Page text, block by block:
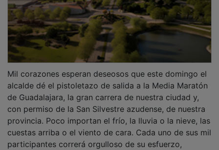
Mil corazones esperan deseosos que este domingo el
alcalde dé el pistoletazo de salida a la Media Maratón
de Guadalajara, la gran carrera de nuestra ciudad y,
con permiso de la San Silvestre azudense, de nuestra
provincia. Poco importan el frío, la lluvia o la nieve, las
cuestas arriba o el viento de cara. Cada uno de sus mil
participantes correrá orgulloso de su esfuerzo,